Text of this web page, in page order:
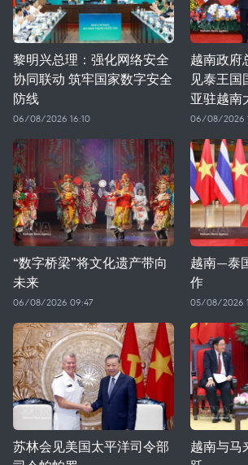
黎明兴总理：强化网络安全
协同联动 筑牢国家数字安全
防线
06/08/2026 16:10
越南政府
见泰王国
亚驻越南
06/08/2026
“数字桥梁”将文化遗产带向
未来
06/08/2026 09:47
越南—泰
作
05/08/2026
苏林会见美国太平洋司令部
越南与马